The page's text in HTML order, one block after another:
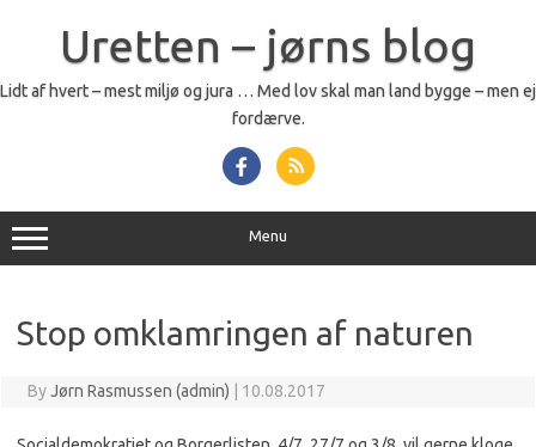
Uretten – jørns blog
Lidt af hvert – mest miljø og jura … Med lov skal man land bygge – men ej
fordærve.
Menu
Stop omklamringen af naturen
ByJørn Rasmussen (admin) 10.08.2017